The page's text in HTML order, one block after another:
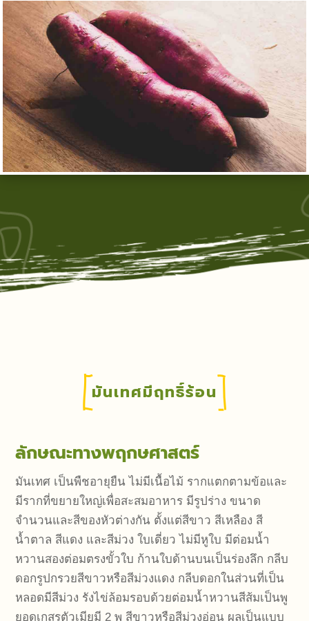
มันเทศมีฤทธิ์ร้อน
ลักษณะทางพฤกษศาสตร์
มันเทศ เป็นพืชอายุยืน ไม่มีเนื้อไม้ รากแตกตามข้อและ
มีรากที่ขยายใหญ่เพื่อสะสมอาหาร มีรูปร่าง ขนาด
จำนวนและสีของหัวต่างกัน ตั้งแต่สีขาว สีเหลือง สี
น้ำตาล สีแดง และสีม่วง ใบเดี่ยว ไม่มีหูใบ มีต่อมน้ำ
หวานสองต่อมตรงขั้วใบ ก้านใบด้านบนเป็นร่องลึก กลีบ
ดอกรูปกรวยสีขาวหรือสีม่วงแดง กลีบดอกในส่วนที่เป็น
หลอดมีสีม่วง รังไข่ล้อมรอบด้วยต่อมน้ำหวานสีส้มเป็นพู
ยอดเกสรตัวเมียมี 2 พู สีขาวหรือสีม่วงอ่อน ผลเป็นแบบ